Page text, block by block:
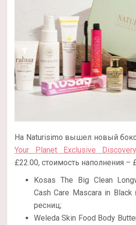
На Naturisimo вышел новый
Your Planet Exclusive
£22.00, стоимость наполнения –
Kosas The Big Clean
Cash Care Mascara in
ресниц;
Weleda Skin Food Body